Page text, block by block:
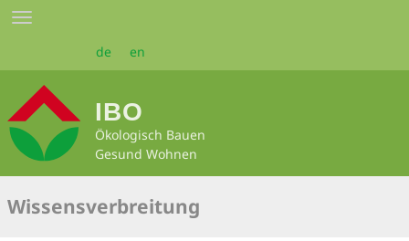
Zum
Seiteninhalt
Toggle
de en
IBO
Ökologisch Bauen
Gesund Wohnen
Wissensverbreitung